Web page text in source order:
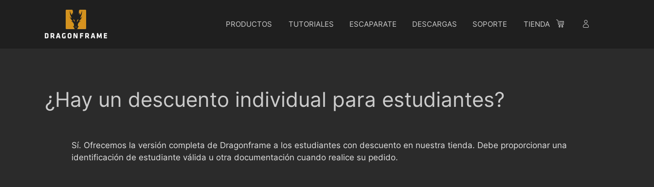
PRODUCTOS TUTORIALES ESCAPARATE DESCARGAS SOPORTE TIENDA
¿Hay un descuento individual para estudiantes?
Sí. Ofrecemos la versión completa de Dragonframe a los estudiantes con descuento en nuestra tienda. Debe proporcionar una
identificación de estudiante válida u otra documentación cuando realice su pedido.